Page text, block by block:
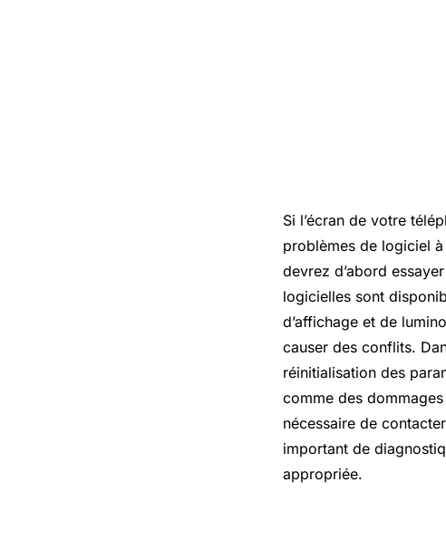
Si l’écran de votre
problèmes de logiciel
devrez d’abord
logicielles sont
d’affichage et de
causer des conflits.
réinitialisation des
comme des
nécessaire de
important de
appropriée.